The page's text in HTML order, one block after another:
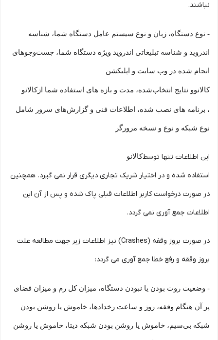
نباشند.
- نوع دستگاه، زبان و نوع سیستم عامل دستگاه شما، شناسه
اندروید و شناسه تبلیغاتی اندروید ویژه دستگاه شما، جست‌وجوهای
انجام شده در وب سایت و اپلیکشن
کالانوو نتایج انتخاب‌شده، مدت و بازه های استفاده شما ازکالانو
، برنامه های نصب شده، اطلاعات فنی و گزارش‌های سرور شامل
نوع شبکه و نوع و نسخه مرورگر
این اطلاعات تنها توسطکالانو
استفاده شده و در اختیار شریک تجاری دیگری قرار نمی گیرد. همچنین
در صورت درخواست کاربر اطلاعات قبلی پاک شده و پس از آن این
اطلاعات جمع آوری نمی گردد.
در صورت بروز وقفه (Crashes) نیز اطلاعات زیر جهت مطالعه علت
بروز وققه و رفع خطا جمع آوری می گردد:
- وضعیت روت بودن یا نبودن دستگاه، میزان کل رم و میزان فضای
پر آن هنگام وقفه، روز و ساعت رخدادها، خاموش یا روشن بودن
شبکه بی‌سیم، خاموش یا روشن بودن شبکه دیتا، خاموش یا روشن